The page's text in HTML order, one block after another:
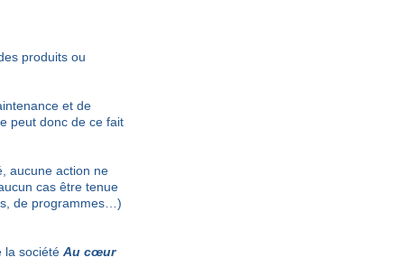
produits ou
et de
peut donc de ce fait
aucune action ne
cas être tenue
de programmes…)
la société Au cœur